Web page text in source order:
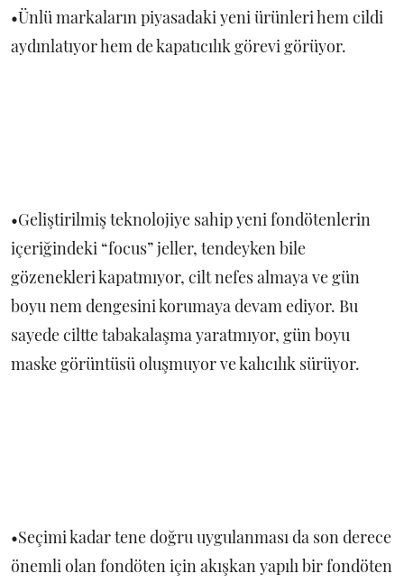
•Ünlü markaların piyasadaki yeni ürünleri hem cildi
aydınlatıyor hem de kapatıcılık görevi görüyor.
•Geliştirilmiş teknolojiye sahip yeni fondötenlerin
içeriğindeki “focus” jeller, tendeyken bile
gözenekleri kapatmıyor, cilt nefes almaya ve gün
boyu nem dengesini korumaya devam ediyor. Bu
sayede ciltte tabakalaşma yaratmıyor, gün boyu
maske görüntüsü oluşmuyor ve kalıcılık sürüyor.
•Seçimi kadar tene doğru uygulanması da son derece
önemli olan fondöten için akışkan yapılı bir fondöten